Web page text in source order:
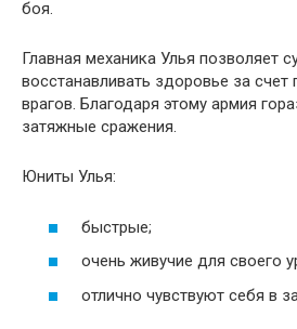
боя.
Главная механика Улья позволяет
восстанавливать здоровье за
врагов. Благодаря этому армия
затяжные сражения.
Юниты Улья:
быстрые;
очень живучие для своего
отлично чувствуют себя в